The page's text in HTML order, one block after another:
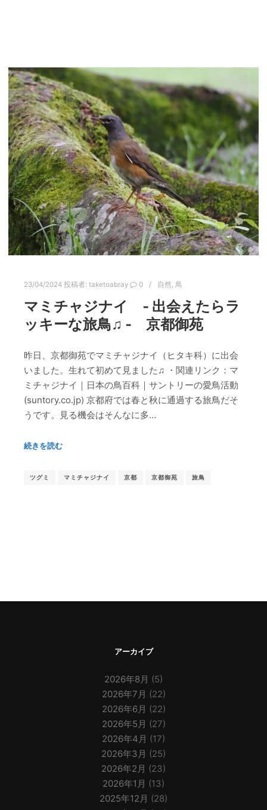
23/04/2024 投稿者: taketoabray 0 自然, 鳥
マミチャジナイ ‐ 出会えたらラ
ッキーな旅鳥♫ ‐ 京都御苑
昨日、京都御苑でマミチャジナイ（ヒタキ科）に出会
いました。生れて初めて見ました♫ ・関連リンク：マ
ミチャジナイ｜日本の鳥百科｜サントリーの愛鳥活動
(suntory.co.jp) 京都府では春と秋に通過する旅鳥だそ
うです。見る機会はそんなに多…
続きを読む
ツグミ マミチャジナイ 京都 京都御苑 旅鳥
アーカイブ
2026年8月 (5)
2026年7月 (22)
2026年6月 (22)
2026年5月 (27)
2026年4月 (17)
2026年3月 (25)
2026年2月 (23)
2026年1月 (13)
2025年12月 (28)